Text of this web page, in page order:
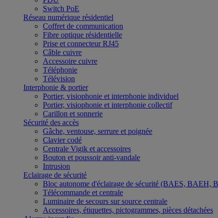
Switch PoE
Réseau numérique résidentiel
Coffret de communication
Fibre optique résidentielle
Prise et connecteur RJ45
Câble cuivre
Accessoire cuivre
Téléphonie
Télévision
Interphonie & portier
Portier, visiophonie et interphonie individuel
Portier, visiophonie et interphonie collectif
Carillon et sonnerie
Sécurité des accès
Gâche, ventouse, serrure et poignée
Clavier codé
Centrale Vigik et accessoires
Bouton et poussoir anti-vandale
Intrusion
Eclairage de sécurité
Bloc autonome d'éclairage de sécurité (BAES,
Télécommande et centrale
Luminaire de secours sur source centrale
Accessoires, étiquettes, pictogrammes, pièces détachées